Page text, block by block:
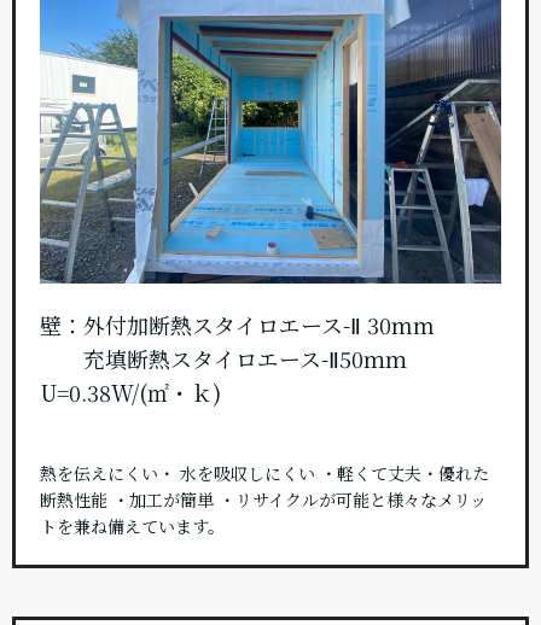
壁：外付加断熱スタイロエース-Ⅱ 30mm
充填断熱スタイロエース-Ⅱ50ｍｍ
U=0.38W/(㎡・ｋ)
熱を伝えにくい・ 水を吸収しにくい ・軽くて丈夫・優れた
断熱性能 ・加工が簡単 ・リサイクルが可能と様々なメリッ
トを兼ね備えています。